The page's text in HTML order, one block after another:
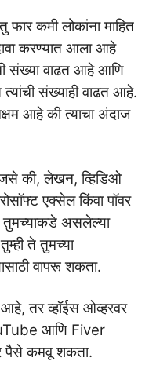
फार कमी लोकांना माहित
करण्यात आला आहे
संख्या वाढत आहे आणि
संख्याही वाढत आहे.
आहे की त्याचा अंदाज
की, लेखन, व्हिडिओ
एक्सेल किंवा पॉवर
तुमच्याकडे असलेल्या
ते तुमच्या
वापरू शकता.
तर व्हॉईस ओव्हरवर
आणि Fiver
पैसे कमवू शकता.